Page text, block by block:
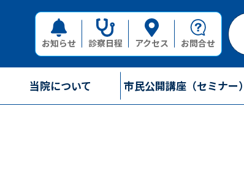
お知らせ 診察日程 アクセス お問合せ
当院について 市民公開講座（セミナー）